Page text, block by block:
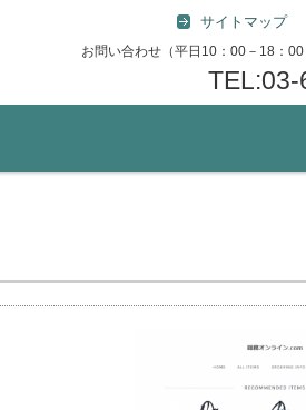
サイトマップ
お問い合わせ（平日10：00－18：